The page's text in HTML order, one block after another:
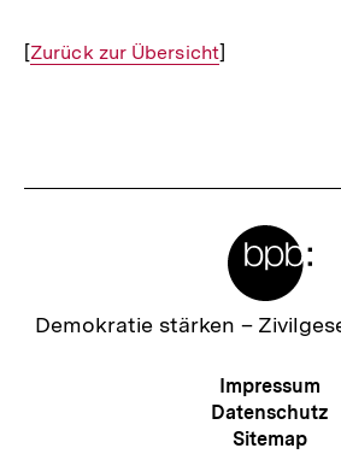
[Interner
Zurück zur Übersicht]
Zur
Demokratie stärken –
Meta-
Impressum
Datenschutz
Sitemap